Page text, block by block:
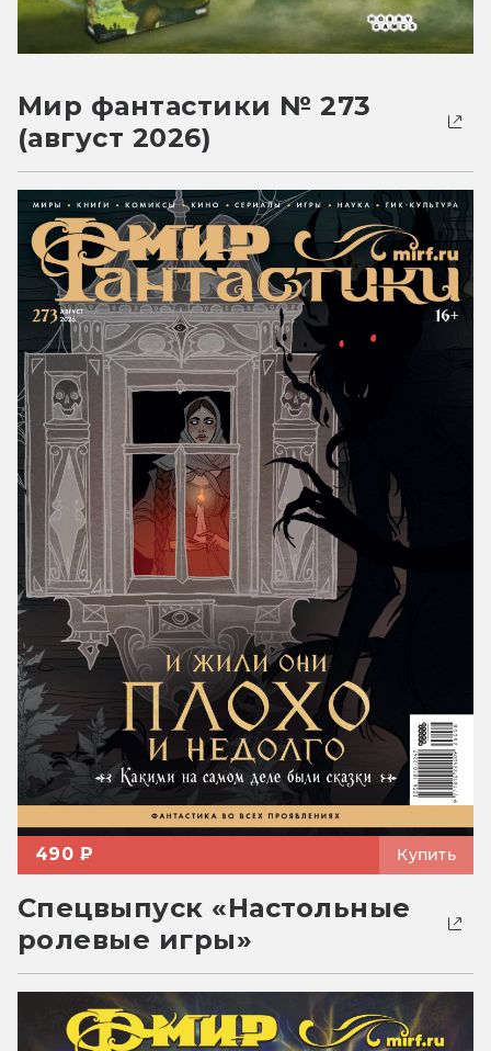
Мир фантастики № 273
(август 2026)
490 ₽ Купить
Спецвыпуск «Настольные
ролевые игры»